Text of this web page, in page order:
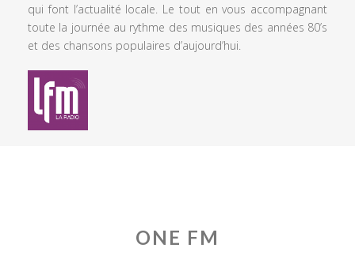
qui font l’actualité locale. Le tout en vous accompagnant
toute la journée au rythme des musiques des années 80’s
et des chansons populaires d’aujourd’hui.
ONE FM